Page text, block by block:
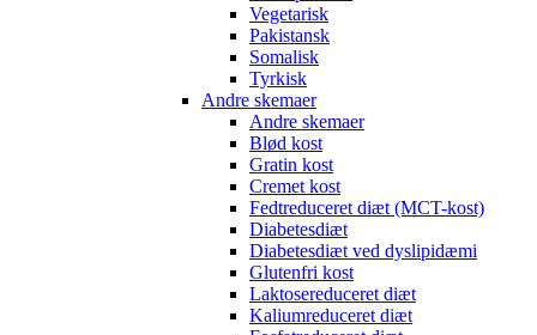
Vegetarisk
Pakistansk
Somalisk
Tyrkisk
Andre skemaer
Andre skemaer
Blød kost
Gratin kost
Cremet kost
Fedtreduceret diæt (MCT-kost)
Diabetesdiæt
Diabetesdiæt ved dyslipidæmi
Glutenfri kost
Laktosereduceret diæt
Kaliumreduceret diæt